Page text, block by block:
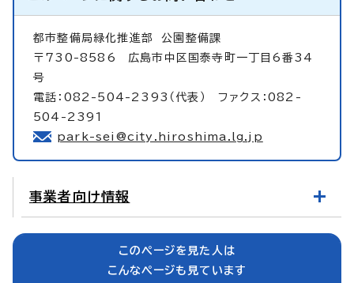
都市整備局緑化推進部公園整備課
〒730-8586 広島市中区国泰寺町一丁目6番34
号
電話：082-504-2393（代表） ファクス：082-
504-2391
park-sei@city.hiroshima.lg.jp
事業者向け情報
このページを見た人は
こんなページも見ています